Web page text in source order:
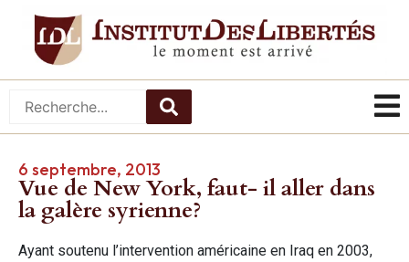
6 septembre, 2013
Vue de New York, faut- il aller dans
la galère syrienne?
Ayant soutenu l’intervention américaine en Iraq en 2003,